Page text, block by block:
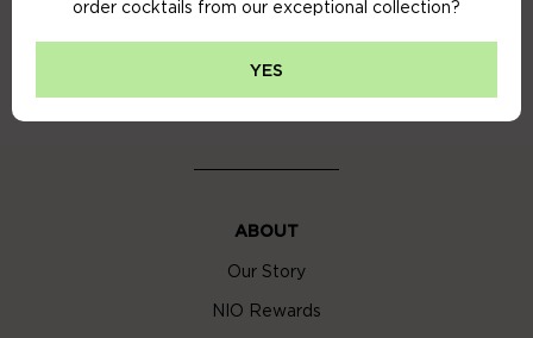
order cocktails from our exceptional collection?
YES
Cookie Policy
ABOUT
Our Story
NIO Rewards